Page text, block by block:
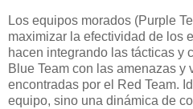
Los equipos morados (Purple
maximizar la efectividad de los
hacen integrando las tácticas y
Blue Team con las amenazas y
encontradas por el Red Team.
equipo, sino una dinámica de